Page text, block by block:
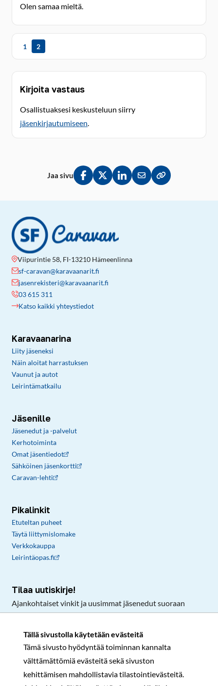
Tällä sivustolla käytetään evästeitä
Tämä sivusto hyödyntää toiminnan kannalta
välttämättömiä evästeitä sekä sivuston
kehittämisen mahdollistavia tilastointievästeitä.
Olen samaa mieltä.
1 2
Kirjoita vastaus
Osallistuaksesi keskusteluun siirry
jäsenkirjautumiseen.
Jaa sivu
Jaa Facebookissa
Jaa Twitterissä
Jaa LinkedInissä
Jaa sähköpostitse
Kopioi linkki
Viipurintie 58, FI-13210 Hämeenlinna
sf-caravan@karavaanarit.fi
jasenrekisteri@karavaanarit.fi
03 615 311
Katso kaikki yhteystiedot
Karavaanarina
Liity jäseneksi
Näin aloitat harrastuksen
Vaunut ja autot
Leirintämatkailu
Jäsenille
Jäsenedut ja -palvelut
Kerhotoiminta
Omat jäsentiedot
Sähköinen jäsenkortti
Caravan-lehti
Pikalinkit
Etuteltan puheet
Täytä liittymislomake
Verkkokauppa
Leirintäopas.fi
Tilaa uutiskirje!
Ajankohtaiset vinkit ja uusimmat jäsenedut suoraan